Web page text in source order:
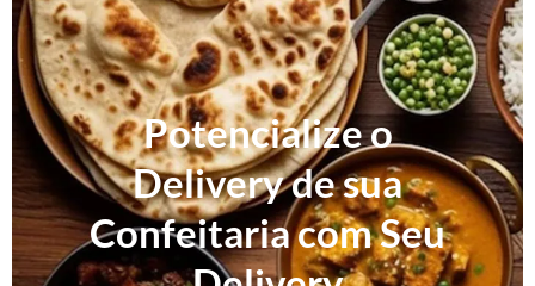
Potencialize o
Delivery de sua
Confeitaria com Seu